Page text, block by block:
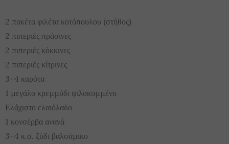
2 πακέτα φιλέτα κοτόπουλου (στήθος)
2 πιπεριές πράσινες
2 πιπεριές κόκκινες
2 πιπεριές κίτρινες
3-4 καρότα
1 μεγάλο κρεμμύδι ψιλοκομμένο
Ελάχιστο ελαιόλαδο
1 κονσέρβα ανανά
3-4 κ.σ. ξύδι βαλσάμικο